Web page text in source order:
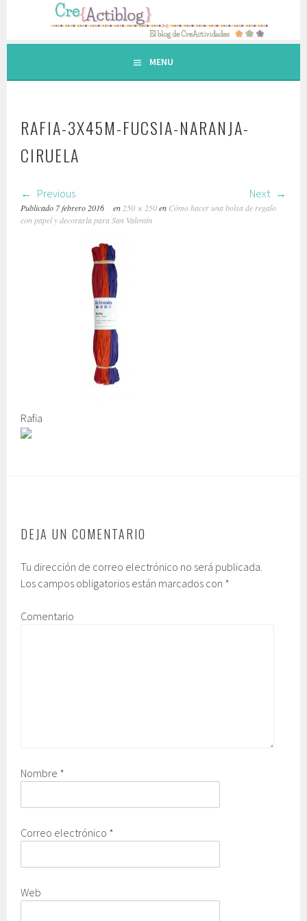
contenido.
MENU
RAFIA-3X45M-FUCSIA-NARANJA-
CIRUELA
Previous Next
Publicado 7 febrero 2016 en 250 × 250en Cómo hacer una bolsa de regalo
con papel y decorarla para San Valentín
Rafia
DEJA UN COMENTARIO
Tu dirección de correo electrónico no será publicada.
Los campos obligatorios están marcados con *
Comentario
Nombre *
Correo electrónico *
Web